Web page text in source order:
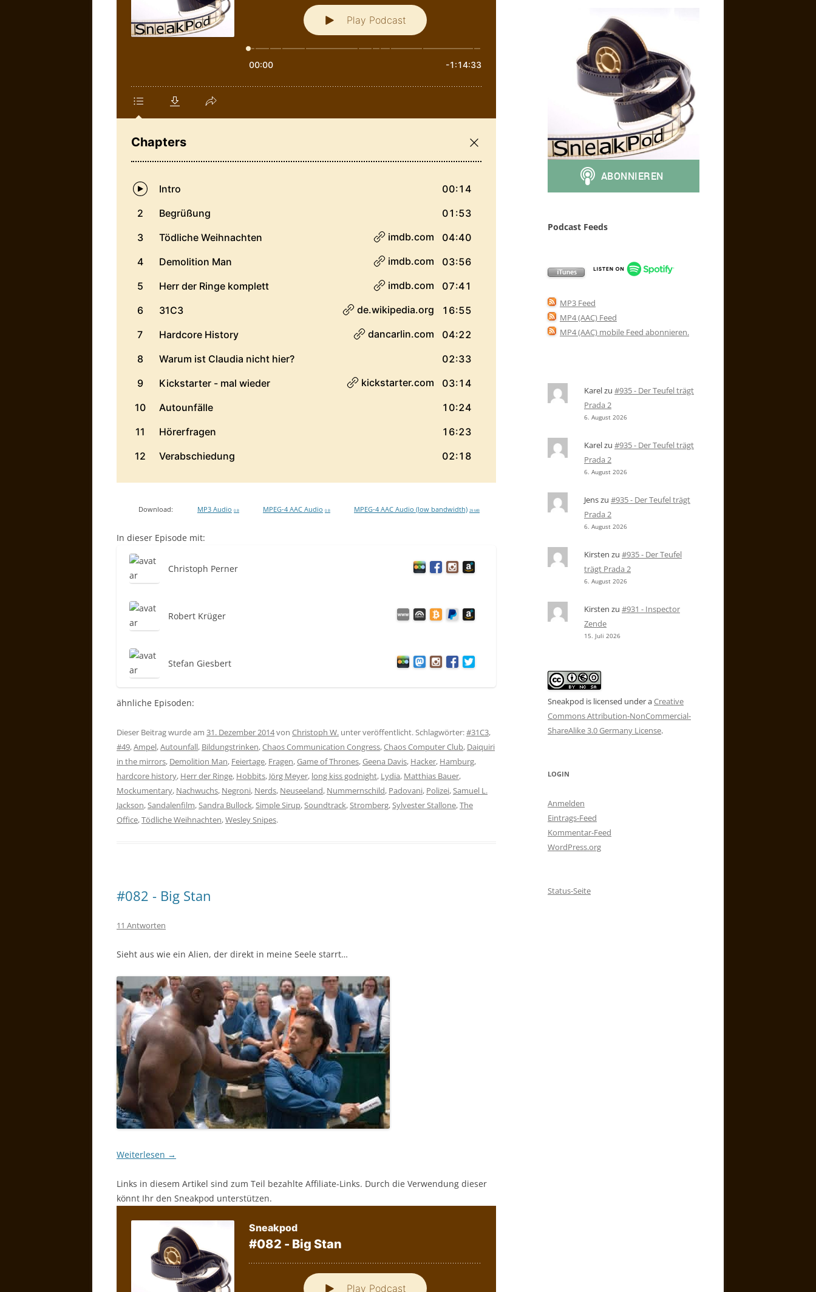
Download: MP3 Audio 0 B MPEG-4 AAC Audio 0 B MPEG-4 AAC Audio (low bandwidth) 29 MB
In dieser Episode mit:
Christoph Perner
Robert Krüger
Stefan Giesbert
ähnliche Episoden:
Dieser Beitrag wurde am 31. Dezember 2014von Christoph W. unter veröffentlicht. Schlagwörter:#31C3,
#49,Ampel,Autounfall, Bildungstrinken,Chaos Communication Congress,Chaos Computer Club, Daiquiri
in the mirrors, Demolition Man, Feiertage, Fragen,Game of Thrones,Geena Davis, Hacker, Hamburg,
hardcore history, Herr der Ringe, Hobbits, Jörg Meyer, long kiss godnight, Lydia, Matthias Bauer,
Mockumentary, Nachwuchs, Negroni, Nerds, Neuseeland, Nummernschild, Padovani, Polizei,Samuel L.
Jackson,Sandalenfilm,Sandra Bullock,Simple Sirup,Soundtrack,Stromberg,Sylvester Stallone,The
Office,Tödliche Weihnachten,Wesley Snipes.
#082 - Big Stan
11 Antworten
Sieht aus wie ein Alien, der direkt in meine Seele starrt…
Weiterlesen →
Links in diesem Artikel sind zum Teil bezahlte Affiliate-Links. Durch die Verwendung dieser
könnt Ihr den Sneakpod unterstützen.
Podcast Feeds
MP3 Feed
MP4 (AAC) Feed
MP4 (AAC) mobile Feed abonnieren.
Karelzu #935 - Der Teufel trägt
Prada 2
6. August 2026
Karelzu #935 - Der Teufel trägt
Prada 2
6. August 2026
Jenszu #935 - Der Teufel trägt
Prada 2
6. August 2026
Kirsten zu #935 - Der Teufel
trägt Prada 2
6. August 2026
Kirsten zu #931 - Inspector
Zende
15. Juli 2026
Sneakpod is licensed under aCreative
Commons Attribution-NonCommercial-
ShareAlike 3.0 Germany License.
LOGIN
Anmelden
Eintrags-Feed
Kommentar-Feed
WordPress.org
Status-Seite